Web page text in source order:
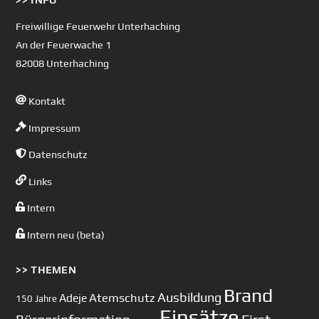
Freiwillige Feuerwehr Unterhaching
An der Feuerwache 1
82008 Unterhaching
Kontakt
Impressum
Datenschutz
Links
Intern
Intern neu (beta)
>> THEMEN
150 Jahre AdejeAtemschutz Ausbildung Brand